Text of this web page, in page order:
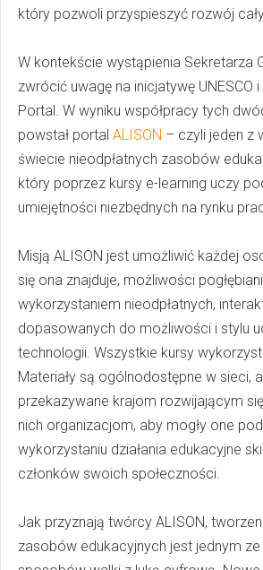
który pozwoli przyspieszyć rozwój
W kontekście wystąpienia Sekretarza
zwrócić uwagę na inicjatywę UNESCO
Portal. W wyniku współpracy tych
powstał portal ALISON – czyli jeden z
świecie nieodpłatnych zasobów
który poprzez kursy e-learning uczy
umiejętności niezbędnych na rynku
Misją ALISON jest umożliwić każdej
się ona znajduje, możliwości
wykorzystaniem nieodpłatnych,
dopasowanych do możliwości i stylu
technologii. Wszystkie kursy
Materiały są ogólnodostępne w sieci,
przekazywane krajom rozwijającym
nich organizacjom, aby mogły one
wykorzystaniu działania edukacyjne
członków swoich społeczności.
Jak przyznają twórcy ALISON,
zasobów edukacyjnych jest jednym